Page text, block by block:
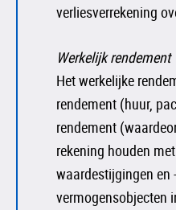
verliesverrekening
Werkelijk rendement
Het werkelijke
rendement (huur,
rendement
rekening houden
waardestijgingen en
vermogensobjecten